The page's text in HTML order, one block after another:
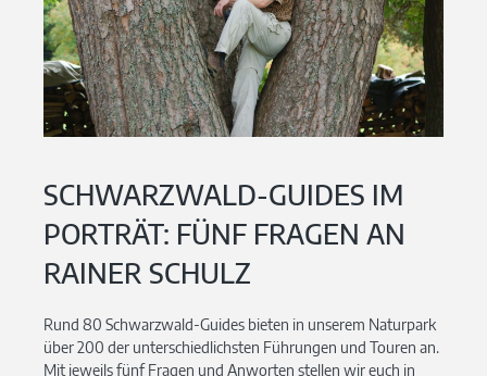
SCHWARZWALD-GUIDES IM
PORTRÄT: FÜNF FRAGEN AN
RAINER SCHULZ
Rund 80 Schwarzwald-Guides bieten in unserem Naturpark
über 200 der unterschiedlichsten Führungen und Touren an.
Mit jeweils fünf Fragen und Anworten stellen wir euch in